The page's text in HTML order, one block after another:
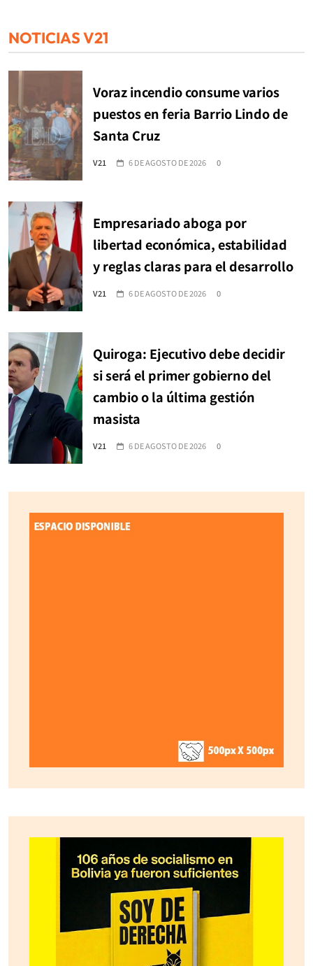
NOTICIAS V21
Voraz incendio consume varios
puestos en feria Barrio Lindo de
Santa Cruz
V21 6 DE AGOSTO DE 2026 0
Empresariado aboga por
libertad económica, estabilidad
y reglas claras para el desarrollo
V21 6 DE AGOSTO DE 2026 0
Quiroga: Ejecutivo debe decidir
si será el primer gobierno del
cambio o la última gestión
masista
V21 6 DE AGOSTO DE 2026 0